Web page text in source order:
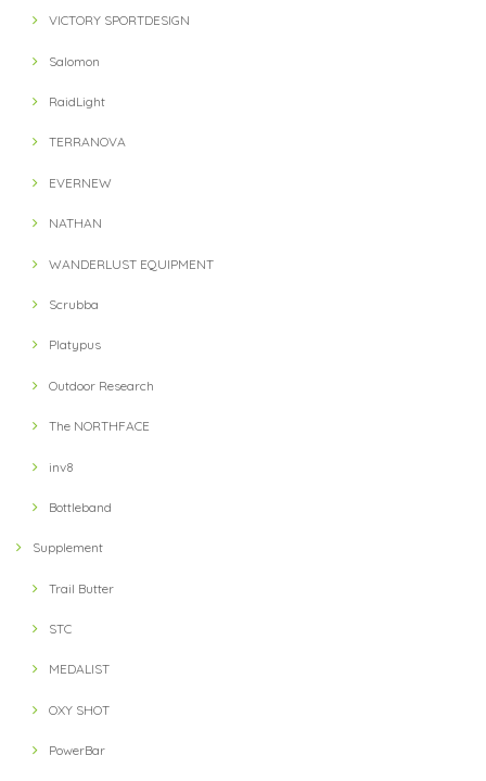
VICTORY SPORTDESIGN
Salomon
RaidLight
TERRANOVA
EVERNEW
NATHAN
WANDERLUST EQUIPMENT
Scrubba
Platypus
Outdoor Research
The NORTHFACE
inv8
Bottleband
Supplement
Trail Butter
STC
MEDALIST
OXY SHOT
PowerBar